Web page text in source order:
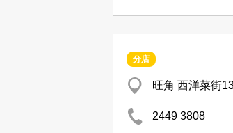
分店
旺角 西洋菜街
2449 3808